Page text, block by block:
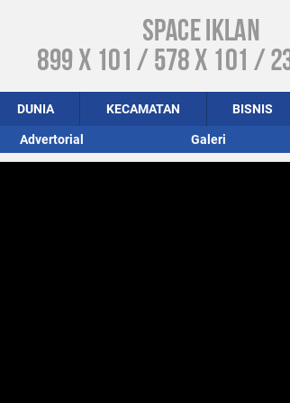
DUNIA KECAMATAN BISNIS
Advertorial Galeri